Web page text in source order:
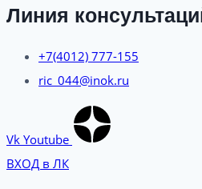
Линия
+7(4012) 777-155
ric_044@inok.ru
Vk Youtube
ВХОД в ЛК